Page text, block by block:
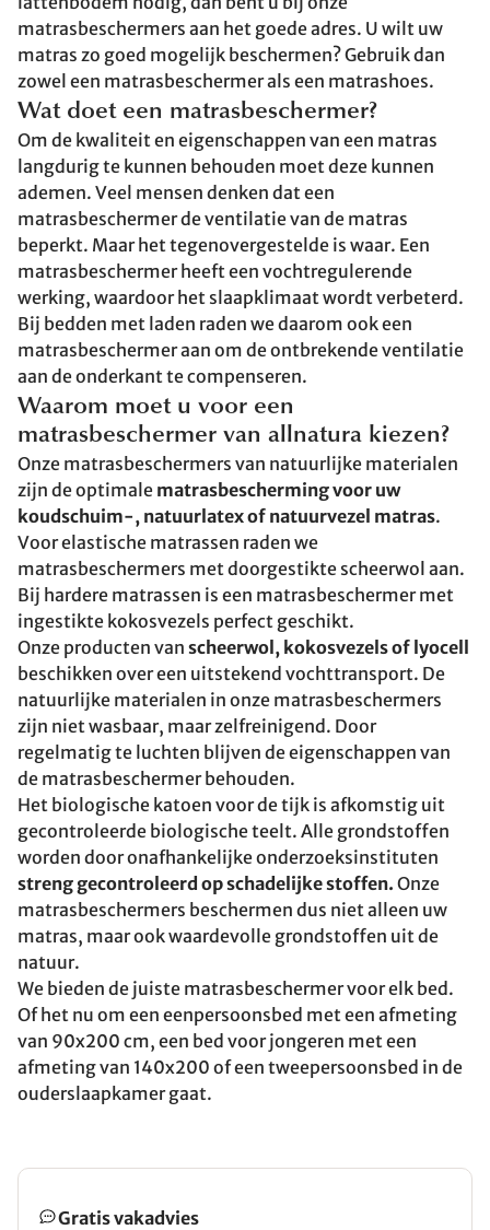
matrasbeschermers aan het goede adres. U wilt uw
matras zo goed mogelijk beschermen? Gebruik dan
zowel een matrasbeschermer als een matrashoes.
Wat doet een matrasbeschermer?
Om de kwaliteit en eigenschappen van een matras
langdurig te kunnen behouden moet deze kunnen
ademen. Veel mensen denken dat een
matrasbeschermer de ventilatie van de matras
beperkt. Maar het tegenovergestelde is waar. Een
matrasbeschermer heeft een vochtregulerende
werking, waardoor het slaapklimaat wordt verbeterd.
Bij bedden met laden raden we daarom ook een
matrasbeschermer aan om de ontbrekende ventilatie
aan de onderkant te compenseren.
Waarom moet u voor een
matrasbeschermer van allnatura kiezen?
Onze matrasbeschermers van natuurlijke materialen
zijn de optimale matrasbescherming voor uw
koudschuim-, natuurlatex of natuurvezel matras.
Voor elastische matrassen raden we
matrasbeschermers met doorgestikte scheerwol aan.
Bij hardere matrassen is een matrasbeschermer met
ingestikte kokosvezels perfect geschikt.
Onze producten van scheerwol, kokosvezels of lyocell
beschikken over een uitstekend vochttransport. De
natuurlijke materialen in onze matrasbeschermers
zijn niet wasbaar, maar zelfreinigend. Door
regelmatig te luchten blijven de eigenschappen van
de matrasbeschermer behouden.
Het biologische katoen voor de tijk is afkomstig uit
gecontroleerde biologische teelt. Alle grondstoffen
worden door onafhankelijke onderzoeksinstituten
streng gecontroleerd op schadelijke stoffen. Onze
matrasbeschermers beschermen dus niet alleen uw
matras, maar ook waardevolle grondstoffen uit de
natuur.
We bieden de juiste matrasbeschermer voor elk bed.
Of het nu om een eenpersoonsbed met een afmeting
van 90x200 cm, een bed voor jongeren met een
afmeting van 140x200 of een tweepersoonsbed in de
ouderslaapkamer gaat.
Gratis vakadvies